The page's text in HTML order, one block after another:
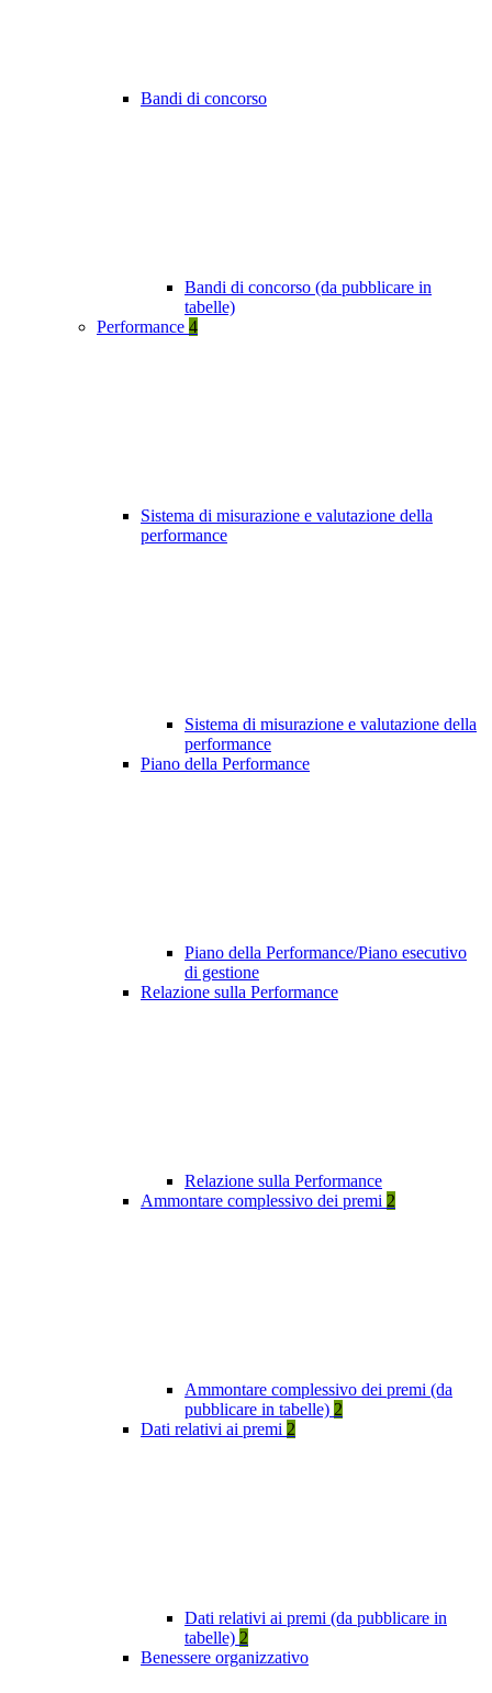
Bandi di concorso
Bandi di concorso (da pubblicare in
tabelle)
Performance 4
Sistema di misurazione e valutazione della
performance
Sistema di misurazione e valutazione della
performance
Piano della Performance
Piano della Performance/Piano esecutivo
di gestione
Relazione sulla Performance
Relazione sulla Performance
Ammontare complessivo dei premi 2
Ammontare complessivo dei premi (da
pubblicare in tabelle) 2
Dati relativi ai premi 2
Dati relativi ai premi (da pubblicare in
tabelle) 2
Benessere organizzativo